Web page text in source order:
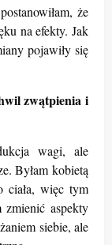
że
na efekty. Jak
pojawiły się
zwątpienia i
wagi, ale
Byłam kobietą
ciała, więc tym
zmienić aspekty
siebie, ale